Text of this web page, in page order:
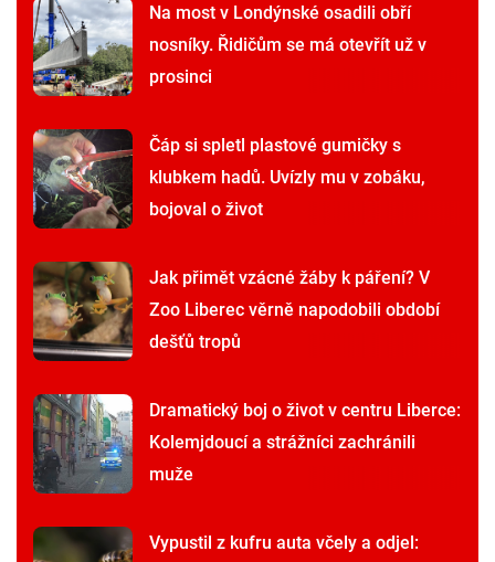
Na most v Londýnské osadili obří
nosníky. Řidičům se má otevřít už v
prosinci
Čáp si spletl plastové gumičky s
klubkem hadů. Uvízly mu v zobáku,
bojoval o život
Jak přimět vzácné žáby k páření? V
Zoo Liberec věrně napodobili období
dešťů tropů
Dramatický boj o život v centru Liberce:
Kolemjdoucí a strážníci zachránili
muže
Vypustil z kufru auta včely a odjel: